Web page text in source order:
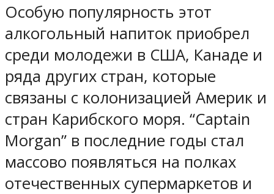
Особую популярность этот
алкогольный напиток приобрел
среди молодежи в США, Канаде и
ряда других стран, которые
связаны с колонизацией Америк и
стран Карибского моря. “Captain
Morgan” в последние годы стал
массово появляться на полках
отечественных супермаркетов и